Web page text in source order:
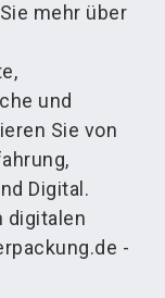
mehr über
und
Sie von
Digital.
digitalen
-